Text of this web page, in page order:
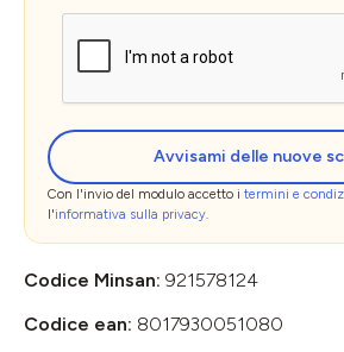
Avvisami delle nuove
Con l'invio del modulo accetto i termini e
l'informativa sulla privacy.
Codice Minsan: 921578124
Codice ean: 8017930051080